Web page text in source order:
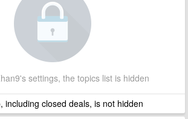
settings, the topics list is hidden
including closed deals, is not hidden